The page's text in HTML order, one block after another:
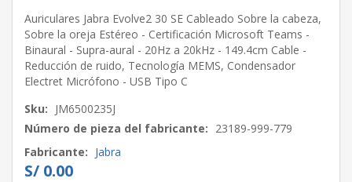
Auriculares Jabra Evolve2 30 SE Cableado Sobre la cabeza,
Sobre la oreja Estéreo - Certificación Microsoft Teams -
Binaural - Supra-aural - 20Hz a 20kHz - 149.4cm Cable -
Reducción de ruido, Tecnología MEMS, Condensador
Electret Micrófono - USB Tipo C
Sku: JM6500235J
Número de pieza del fabricante: 23189-999-779
Fabricante: Jabra
S/ 0.00